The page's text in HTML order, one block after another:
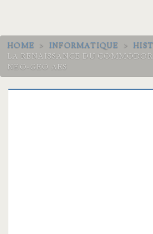
HOME > INFORMATIQUE >
LA RENAISSANCE DU
NEO-GEO AES